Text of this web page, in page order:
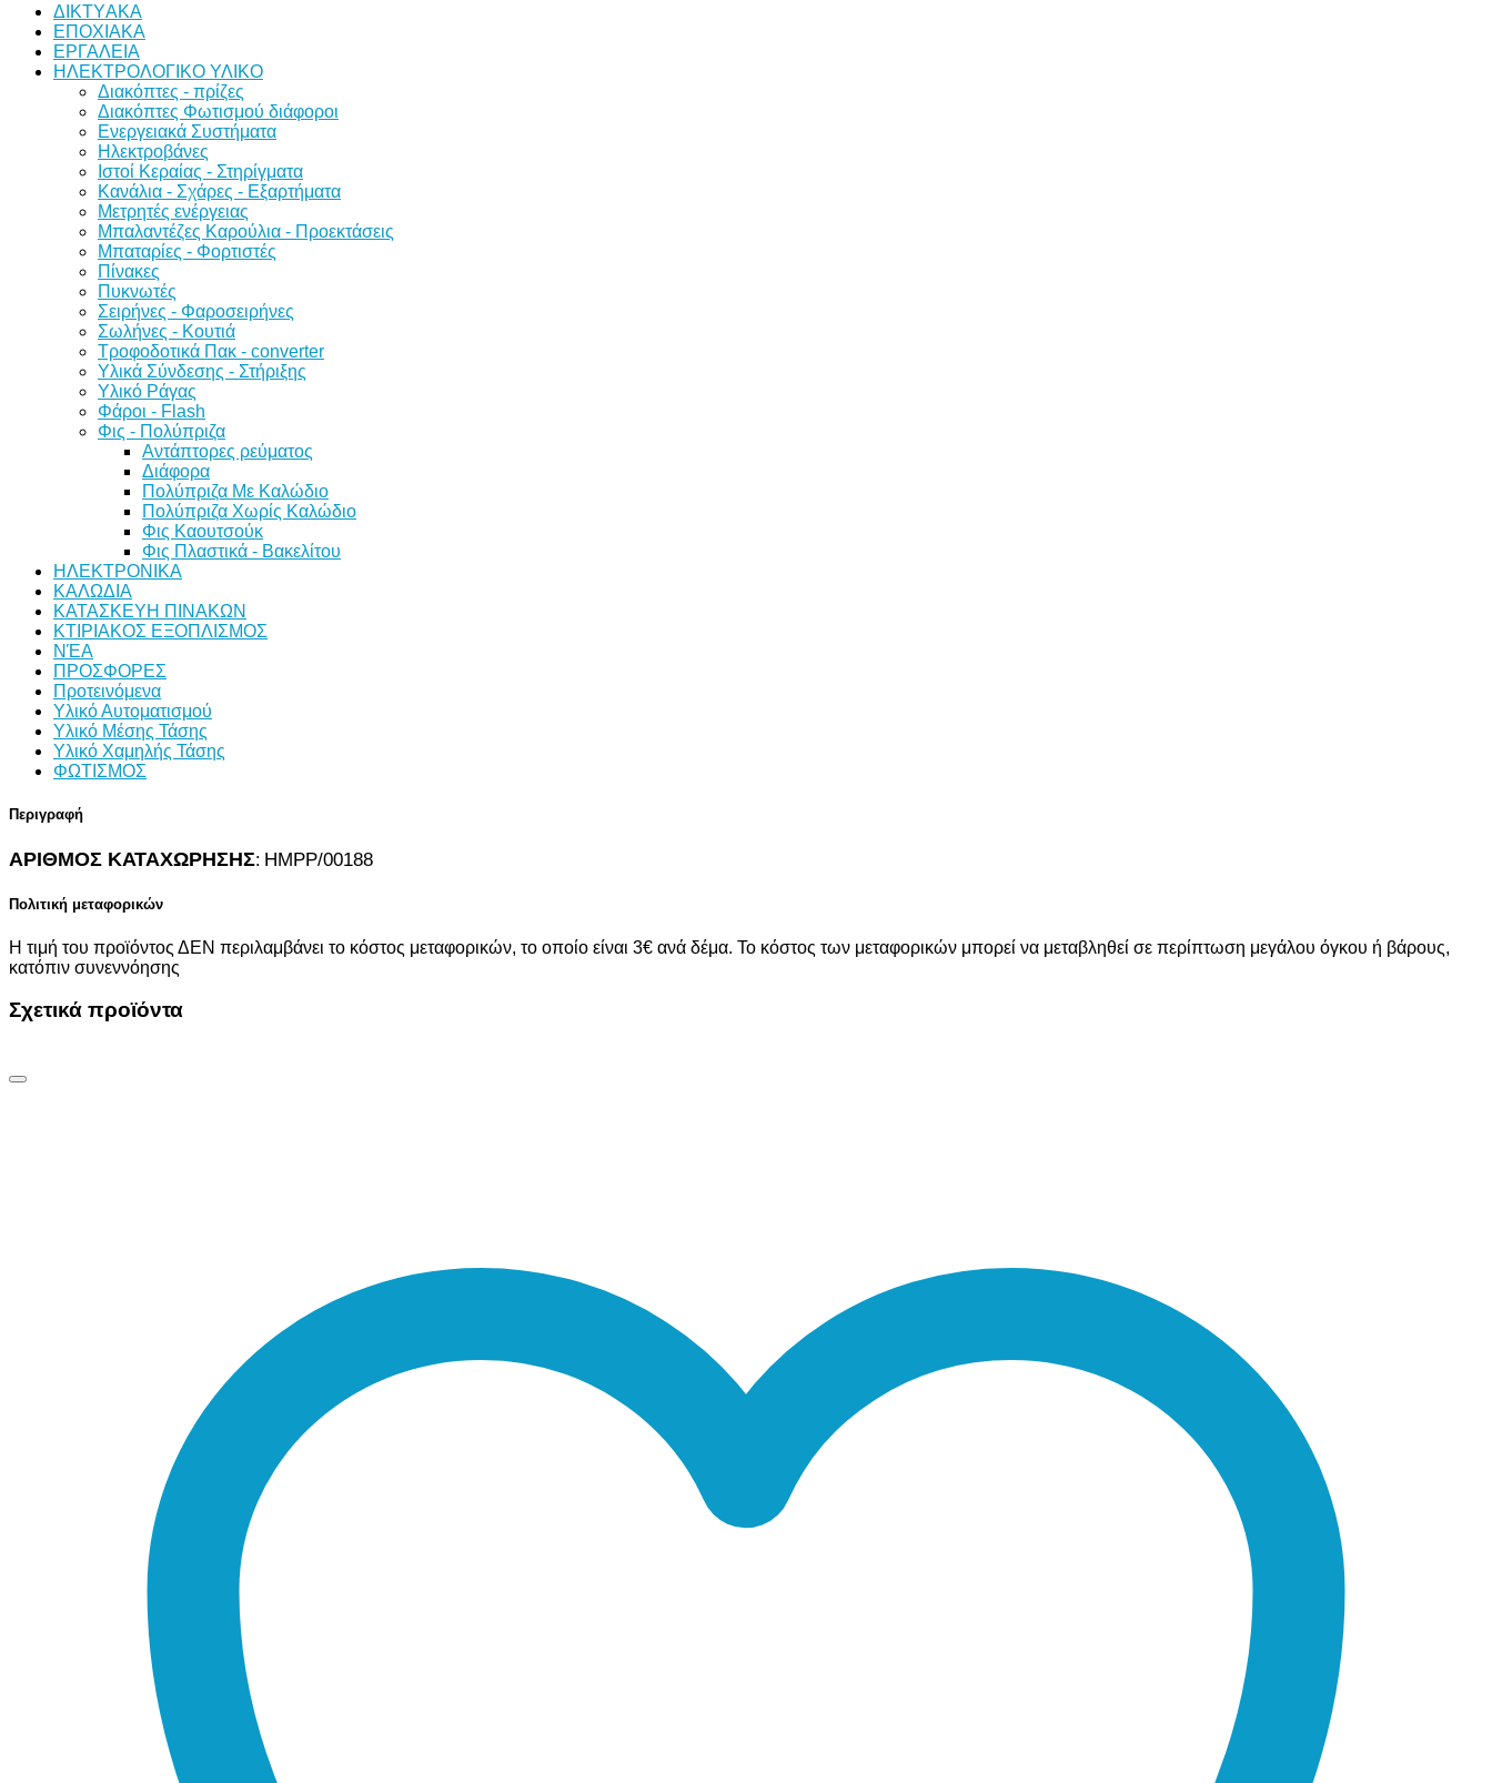
ΔΙKTΥAKA
ΕΠΟΧΙΑΚΑ
ΕΡΓΑΛΕΙΑ
ΗΛΕΚΤΡΟΛΟΓΙΚΟ ΥΛΙΚΟ
Διακόπτες - πρίζες
Διακόπτες Φωτισμού διάφοροι
Ενεργειακά Συστήματα
Ηλεκτροβάνες
Ιστοί Κεραίας - Στηρίγματα
Κανάλια - Σχάρες - Εξαρτήματα
Μετρητές ενέργειας
Μπαλαντέζες Καρούλια - Προεκτάσεις
Μπαταρίες - Φορτιστές
Πίνακες
Πυκνωτές
Σειρήνες - Φαροσειρήνες
Σωλήνες - Κουτιά
Τροφοδοτικά Πακ - converter
Υλικά Σύνδεσης - Στήριξης
Υλικό Ράγας
Φάροι - Flash
Φις - Πολύπριζα
Αντάπτορες ρεύματος
Διάφορα
Πολύπριζα Με Καλώδιο
Πολύπριζα Χωρίς Καλώδιο
Φις Καουτσούκ
Φις Πλαστικά - Βακελίτου
ΗΛΕΚΤΡΟΝΙΚΑ
ΚΑΛΩΔΙΑ
ΚΑΤΑΣΚΕΥΗ ΠΙΝΑΚΩΝ
ΚΤΙΡΙΑΚΟΣ ΕΞΟΠΛΙΣΜΟΣ
ΝΈΑ
ΠΡΟΣΦΟΡΕΣ
Προτεινόμενα
Υλικό Αυτοματισμού
Υλικό Μέσης Τάσης
Υλικό Χαμηλής Τάσης
ΦΩΤΙΣΜΟΣ
Περιγραφή
ΑΡΙΘΜΟΣ ΚΑΤΑΧΩΡΗΣΗΣ: HMPP/00188
Πολιτική μεταφορικών
Η τιμή του προϊόντος ΔΕΝ περιλαμβάνει το κόστος μεταφορικών, το οποίο είναι 3€ ανά δέμα. Το κόστος των μεταφορικών μπορεί να μεταβληθεί σε περίπτωση μεγάλου όγκου ή βάρους,
κατόπιν συνεννόησης
Σχετικά προϊόντα